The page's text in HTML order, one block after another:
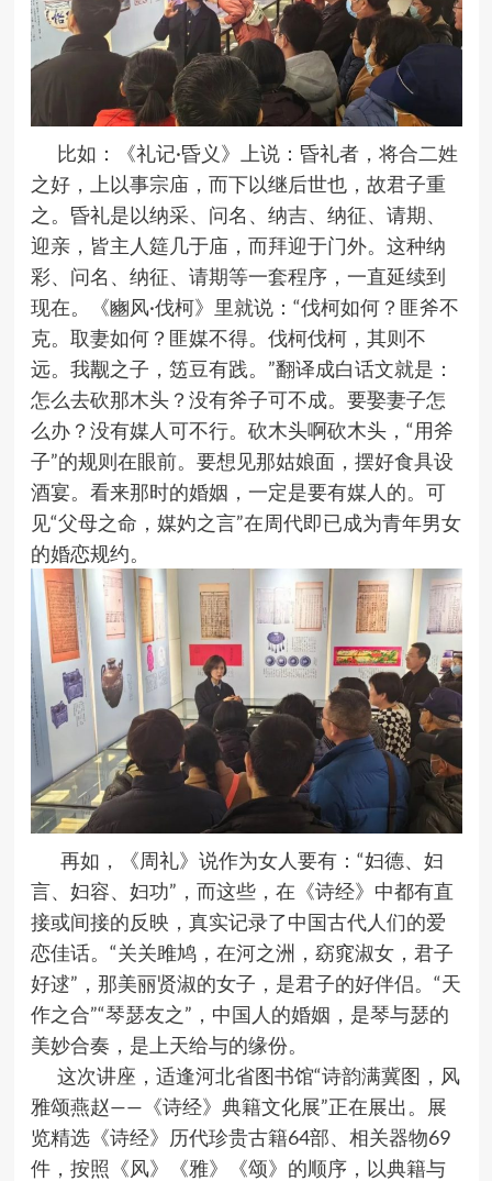
比如：《礼记·昏义》上说：昏礼者，将合二姓
之好，上以事宗庙，而下以继后世也，故君子重
之。昏礼是以纳采、问名、纳吉、纳征、请期、
迎亲，皆主人筵几于庙，而拜迎于门外。这种纳
彩、问名、纳征、请期等一套程序，一直延续到
现在。《豳风·伐柯》里就说：“伐柯如何？匪斧不
克。取妻如何？匪媒不得。伐柯伐柯，其则不
远。我觏之子，笾豆有践。”翻译成白话文就是：
怎么去砍那木头？没有斧子可不成。要娶妻子怎
么办？没有媒人可不行。砍木头啊砍木头，“用斧
子”的规则在眼前。要想见那姑娘面，摆好食具设
酒宴。看来那时的婚姻，一定是要有媒人的。可
见“父母之命，媒妁之言”在周代即已成为青年男女
的婚恋规约。
再如，《周礼》说作为女人要有：“妇德、妇
言、妇容、妇功”，而这些，在《诗经》中都有直
接或间接的反映，真实记录了中国古代人们的爱
恋佳话。“关关雎鸠，在河之洲，窈窕淑女，君子
好逑”，那美丽贤淑的女子，是君子的好伴侣。“天
作之合”“琴瑟友之”，中国人的婚姻，是琴与瑟的
美妙合奏，是上天给与的缘份。
这次讲座，适逢河北省图书馆“诗韵满冀图，风
雅颂燕赵——《诗经》典籍文化展”正在展出。展
览精选《诗经》历代珍贵古籍64部、相关器物69
件，按照《风》《雅》《颂》的顺序，以典籍与